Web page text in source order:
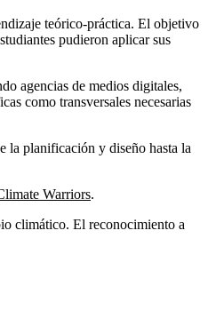
teórico-práctica. El objetivo
pudieron aplicar sus
agencias de medios digitales,
como transversales necesarias
la planificación y diseño hasta la
Warriors.
climático. El reconocimiento a